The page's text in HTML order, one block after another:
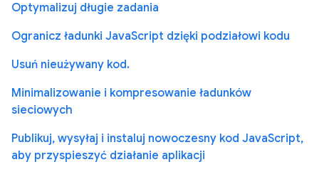
Optymalizuj długie zadania
Ogranicz ładunki JavaScript dzięki podziałowi kodu
Usuń nieużywany kod.
Minimalizowanie i kompresowanie ładunków
sieciowych
Publikuj, wysyłaj i instaluj nowoczesny kod JavaScript,
aby przyspieszyć działanie aplikacji